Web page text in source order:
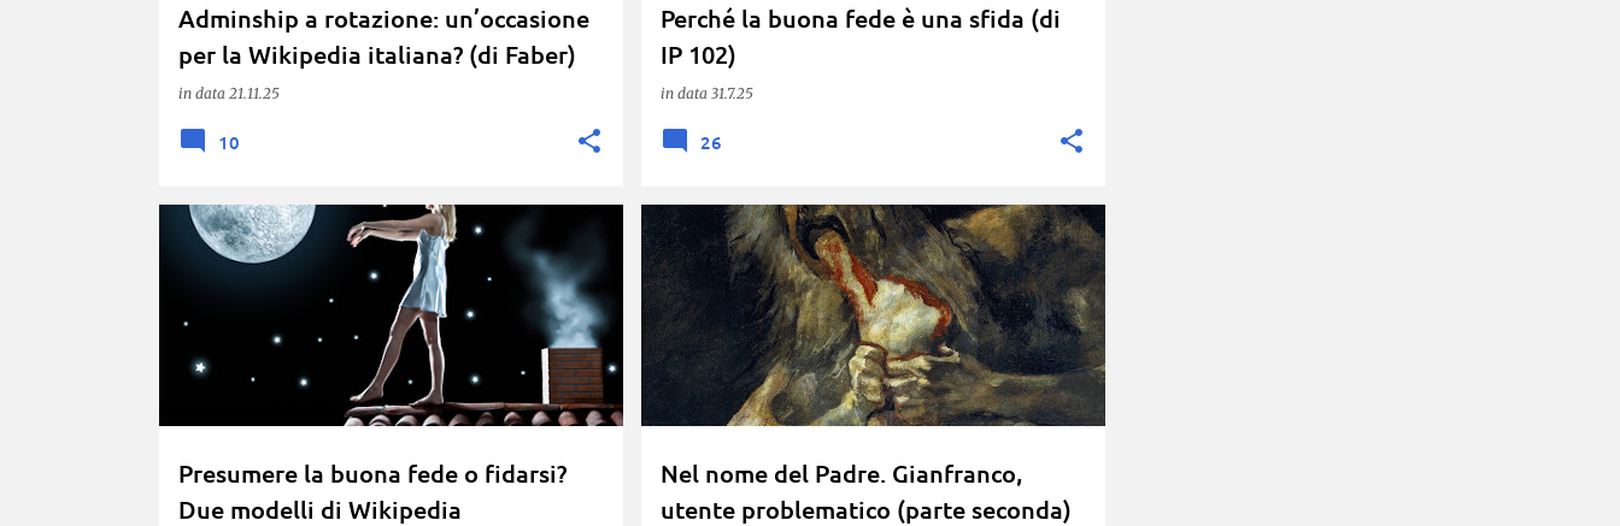
Adminship a rotazione: un’occasione
per la Wikipedia italiana? (di Faber)
in data 21.11.25
10
Perché la buona fede è una sfida (di
IP 102)
in data 31.7.25
26
Presumere la buona fede o fidarsi?
Due modelli di Wikipedia
.MAU. BUONA FEDE CANALI RISERVATI
Nel nome del Padre. Gianfranco,
utente problematico (parte seconda)
BUON SENSO CANCELLAZIONISMO +3